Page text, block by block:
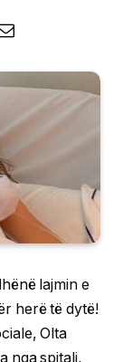
lajmin e
herë të dytë!
Olta
nga spitali,